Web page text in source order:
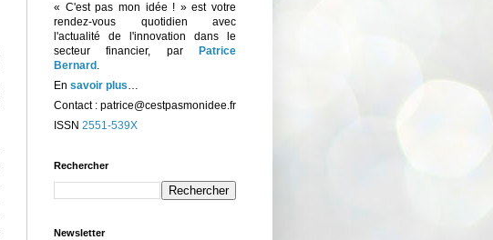
« C'est pas mon idée ! » est votre
rendez-vous quotidien avec
l'actualité de l'innovation dans le
secteur financier, par
Patrice
Bernard .
En savoir plus…
Contact : patrice@cestpasmonidee.fr
ISSN 2551-539X
Rechercher
Newsletter